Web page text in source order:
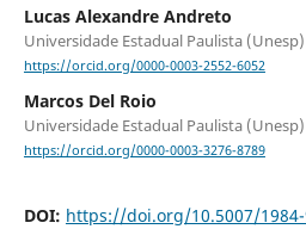
Lucas Alexandre Andreto
Universidade Estadual Paulista (Unesp)
https://orcid.org/0000-0003-2552-6052
Marcos Del Roio
Universidade Estadual Paulista (Unesp)
https://orcid.org/0000-0003-3276-8789
DOI: https://doi.org/10.5007/1984-